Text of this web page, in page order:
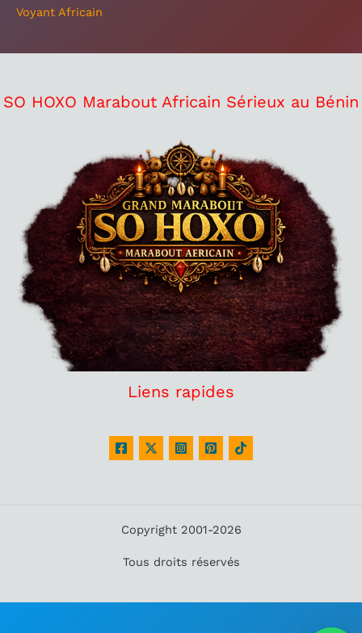
Voyant Africain
SO HOXO Marabout Africain Sérieux au Bénin
Liens rapides
Copyright 2001-2026
Tous droits réservés